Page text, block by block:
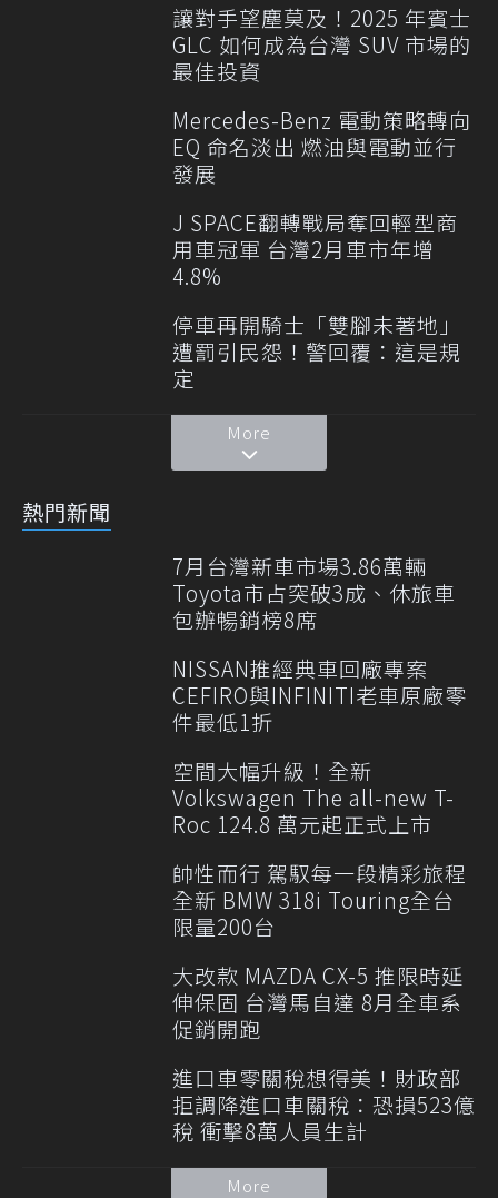
讓對手望塵莫及！2025 年賓士
GLC 如何成為台灣 SUV 市場的
最佳投資
Mercedes-Benz 電動策略轉向
EQ 命名淡出 燃油與電動並行
發展
J SPACE翻轉戰局奪回輕型商
用車冠軍 台灣2月車市年增
4.8%
停車再開騎士「雙腳未著地」
遭罰引民怨！警回覆：這是規
定
More
熱門新聞
7月台灣新車市場3.86萬輛
Toyota市占突破3成、休旅車
包辦暢銷榜8席
NISSAN推經典車回廠專案
CEFIRO與INFINITI老車原廠零
件最低1折
空間大幅升級！全新
Volkswagen The all-new T-
Roc 124.8 萬元起正式上市
帥性而行 駕馭每一段精彩旅程
全新 BMW 318i Touring全台
限量200台
大改款 MAZDA CX-5 推限時延
伸保固 台灣馬自達 8月全車系
促銷開跑
進口車零關稅想得美！財政部
拒調降進口車關稅：恐損523億
稅 衝擊8萬人員生計
More